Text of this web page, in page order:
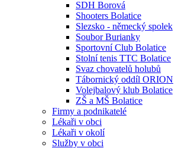
SDH Borová
Shooters Bolatice
Slezsko - německý spolek
Soubor Burianky
Sportovní Club Bolatice
Stolní tenis TTC Bolatice
Svaz chovatelů holubů
Tábornický oddíl ORION
Volejbalový klub Bolatice
ZŠ a MŠ Bolatice
Firmy a podnikatelé
Lékaři v obci
Lékaři v okolí
Služby v obci